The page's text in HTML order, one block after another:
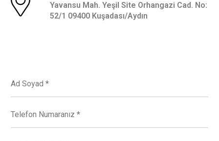
Yavansu Mah. Yeşil Site Orhangazi Cad. No:
52/1 09400 Kuşadası/Aydın